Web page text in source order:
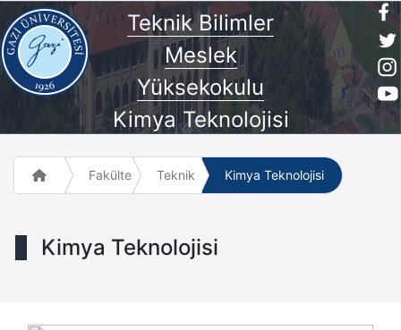
Teknik Bilimler
Meslek
Yüksekokulu
Kimya Teknolojisi
Fakülte ve Meslek Yüksek Okulları
Teknik Bilimler Meslek Yüksekokulu
Kimya Teknolojisi
Kimya Teknolojisi